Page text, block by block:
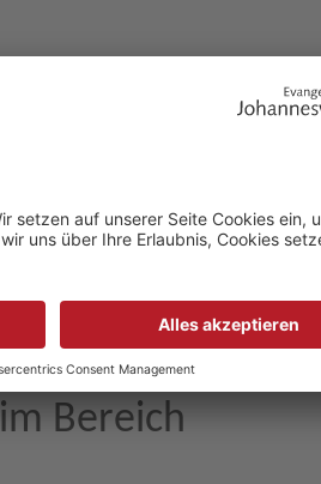
der sog.
werden
Nordrhein-Westfalen
Bereich